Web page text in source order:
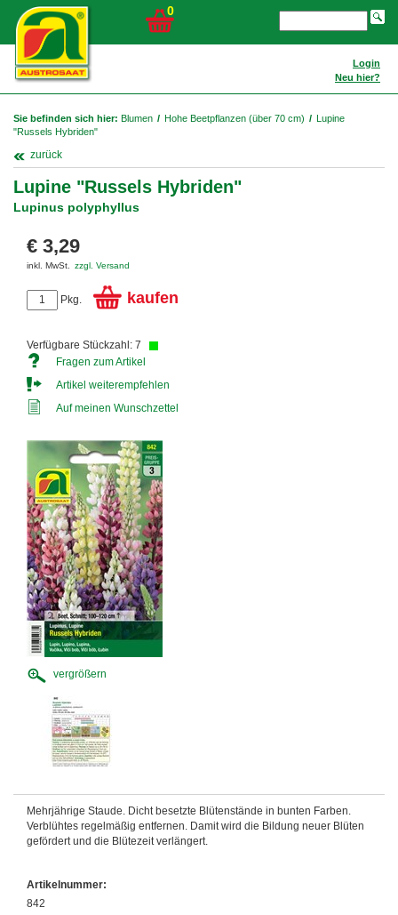
0
Login
Neu hier?
Sie befinden sich hier: Blumen / Hohe Beetpflanzen (über 70 cm) / Lupine
"Russels Hybriden"
zurück
Lupine "Russels Hybriden"
Lupinus polyphyllus
€ 3,29
inkl. MwSt. zzgl. Versand
Pkg. kaufen
Verfügbare Stückzahl: 7
Fragen zum Artikel
Artikel weiterempfehlen
Auf meinen Wunschzettel
vergrößern
Mehrjährige Staude. Dicht besetzte Blütenstände in bunten Farben.
Verblühtes regelmäßig entfernen. Damit wird die Bildung neuer Blüten
gefördert und die Blütezeit verlängert.
Artikelnummer:
842